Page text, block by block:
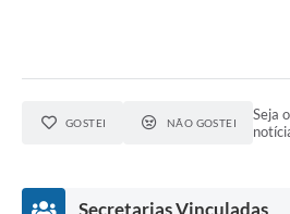
GOSTEI NÃO GOSTEI
Seja
Secretarias Vinculadas